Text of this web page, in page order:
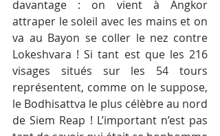
davantage : on vient à Angkor
attraper le soleil avec les mains et on
va au Bayon se coller le nez contre
Lokeshvara ! Si tant est que les 216
visages situés sur les 54 tours
représentent, comme on le suppose,
le Bodhisattva le plus célèbre au nord
de Siem Reap ! L’important n’est pas